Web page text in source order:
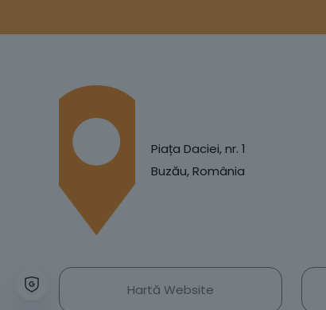
Piața Daciei, nr. 1
Buzău, România
Hartă Website